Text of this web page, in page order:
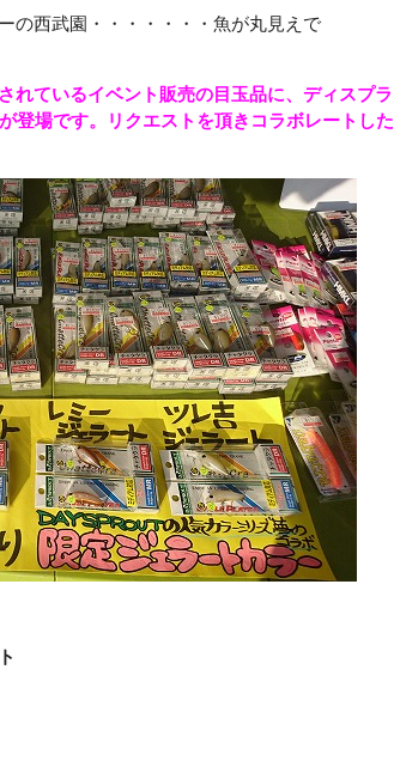
の西武園・・・・・・・魚が丸見えで
れているイベント販売の目玉品に、ディスプラ
登場です。リクエストを頂きコラボレートした